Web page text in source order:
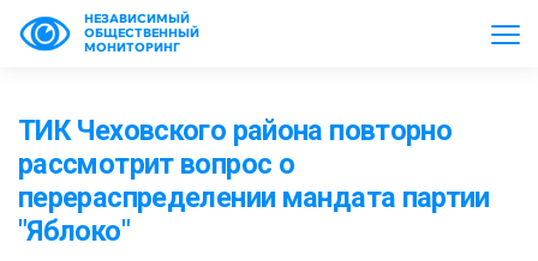
НЕЗАВИСИМЫЙ
ОБЩЕСТВЕННЫЙ
МОНИТОРИНГ
ТИК Чеховского района повторно
рассмотрит вопрос о
перераспределении мандата партии
"Яблоко"